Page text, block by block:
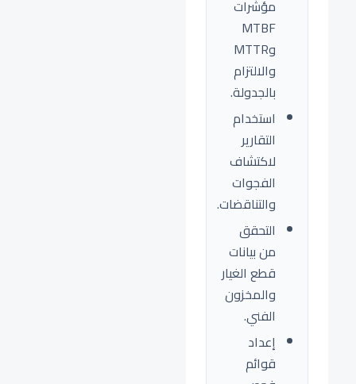
مؤشرات
MTBF
وMTTR
والالتزام
بالجدولة.
استخدام
التقارير
لاكتشاف
الفجوات
والتناقضات.
التحقق
من بيانات
قطع الغيار
والمخزون
الفني.
إعداد
قوائم